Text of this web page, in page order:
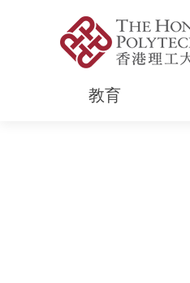
教育